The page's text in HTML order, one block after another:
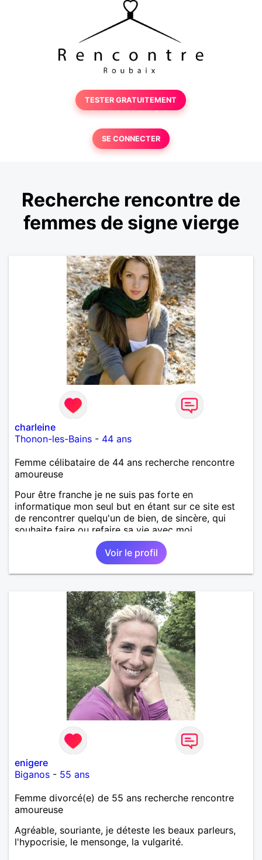
TESTER GRATUITEMENT
SE CONNECTER
Recherche rencontre de
femmes de signe vierge
charleine
Thonon-les-Bains - 44 ans
Femme célibataire de 44 ans recherche rencontre
amoureuse
Pour être franche je ne suis pas forte en
informatique mon seul but en étant sur ce site est
de rencontrer quelqu'un de bien, de sincère, qui
souhaite faire ou refaire sa vie avec moi.
Voir le profil
enigere
Biganos - 55 ans
Femme divorcé(e) de 55 ans recherche rencontre
amoureuse
Agréable, souriante, je déteste les beaux parleurs,
l'hypocrisie, le mensonge, la vulgarité.